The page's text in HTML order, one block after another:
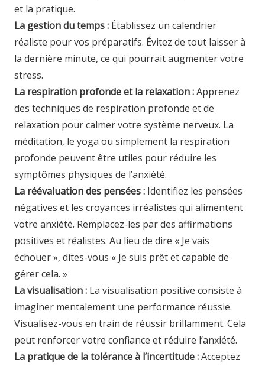
et la pratique.
La gestion du temps : Établissez un calendrier
réaliste pour vos préparatifs. Évitez de tout laisser à
la dernière minute, ce qui pourrait augmenter votre
stress.
La respiration profonde et la relaxation :Apprenez
des techniques de respiration profonde et de
relaxation pour calmer votre système nerveux. La
méditation, le yoga ou simplement la respiration
profonde peuvent être utiles pour réduire les
symptômes physiques de l’anxiété.
La réévaluation des pensées : Identifiez les pensées
négatives et les croyances irréalistes qui alimentent
votre anxiété. Remplacez-les par des affirmations
positives et réalistes. Au lieu de dire « Je vais
échouer », dites-vous « Je suis prêt et capable de
gérer cela. »
La visualisation : La visualisation positive consiste à
imaginer mentalement une performance réussie.
Visualisez-vous en train de réussir brillamment. Cela
peut renforcer votre confiance et réduire l’anxiété.
La pratique de la tolérance à l’incertitude :Acceptez